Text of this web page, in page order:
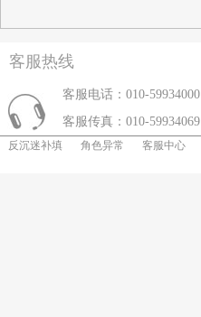
客服热线
客服电话：010-59934000
客服传真：010-59934069
反沉迷补填 角色异常 客服中心